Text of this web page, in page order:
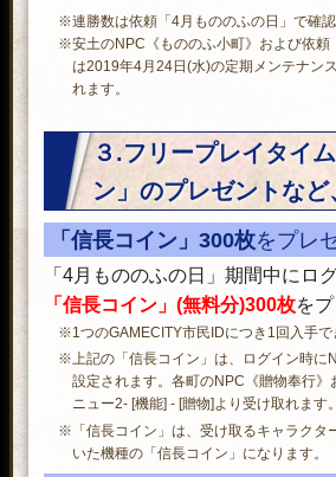
※連勝数は依頼「4月もののふの日」で確認
※安土のNPC《もののふ小町》および依頼
は2019年4月24日(水)の定期メンテナン
れます。
３.フリープレイタイ
ン」のプレゼントなど
「信長コイン」300枚をプレ
「4月もののふの日」期間中にロ
「信長コイン」(無料分)300枚をプ
※1つのGAMECITY市民IDにつき1回入手で
※上記の「信長コイン」は、ログイン時に
設定されます。各町のNPC《贈物奉行》
ニュー2- [機能] - [贈物]より受け取れます。
※「信長コイン」は、受け取るキャラクタ
いた機種の「信長コイン」になります。